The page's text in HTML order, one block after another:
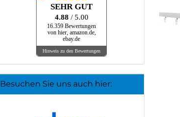
SEHR GUT
4.88 / 5.00
16.359 Bewertungen
von hier, amazon.de,
ebay.de
Hinweis zu den Bewertungen
Besuchen Sie uns auch hier: